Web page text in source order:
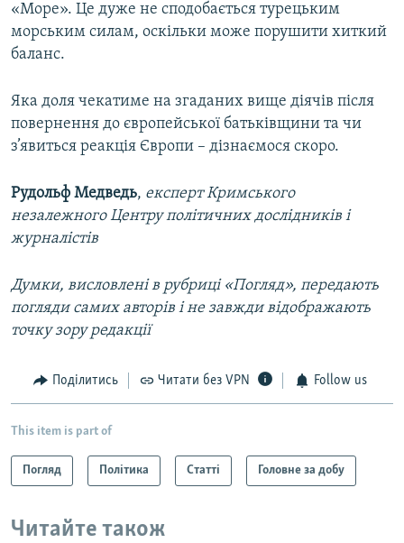
«Море». Це дуже не сподобається турецьким
морським силам, оскільки може порушити хиткий
баланс.
Яка доля чекатиме на згаданих вище діячів після
повернення до європейської батьківщини та чи
з’явиться реакція Європи – дізнаємося скоро.
Рудольф Медведь, експерт Кримського
незалежного Центру політичних дослідників і
журналістів
Думки, висловлені в рубриці «Погляд», передають
погляди самих авторів і не завжди відображають
точку зору редакції
Поділитись Читати без VPN Follow us
This item is part of
Погляд Політика Статті Головне за добу
Читайте також